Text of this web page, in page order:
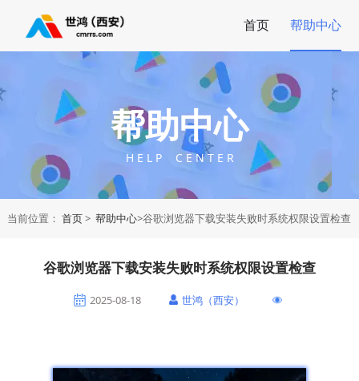
首页 帮助中心
帮助中心
H E L P C E N T E R
当前位置： 首页> 帮助中心>谷歌浏览器下载安装失败时系统权限设置检查
谷歌浏览器下载安装失败时系统权限设置检查
2025-08-18 世鸿（西安）